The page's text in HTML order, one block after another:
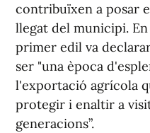
contribuïxen a posar
llegat del municipi.
primer edil va
ser "una època
l'exportació agrícola
protegir i enaltir a
generacions”.